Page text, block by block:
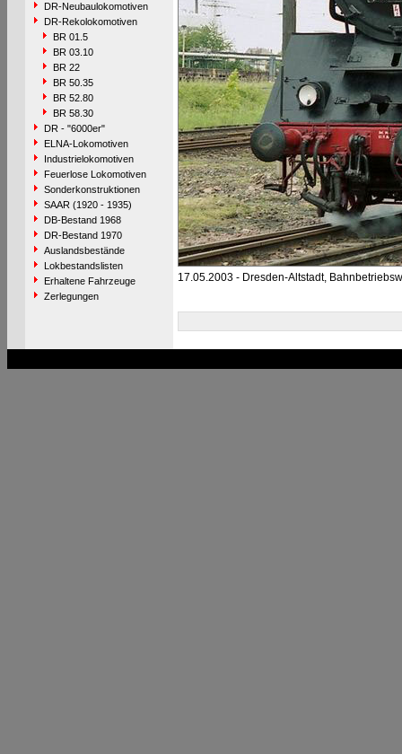
DR-Neubaulokomotiven
DR-Rekolokomotiven
BR 01.5
BR 03.10
BR 22
BR 50.35
BR 52.80
BR 58.30
DR - "6000er"
ELNA-Lokomotiven
Industrielokomotiven
Feuerlose Lokomotiven
Sonderkonstruktionen
SAAR (1920 - 1935)
DB-Bestand 1968
DR-Bestand 1970
Auslandsbestände
Lokbestandslisten
Erhaltene Fahrzeuge
Zerlegungen
17.05.2003 - Dresden-Altstadt,